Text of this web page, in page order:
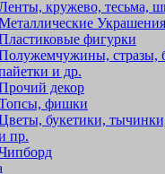
кружево, тесьма,
фигурки
стразы,
и др.
декор
фишки
букетики,
пр.